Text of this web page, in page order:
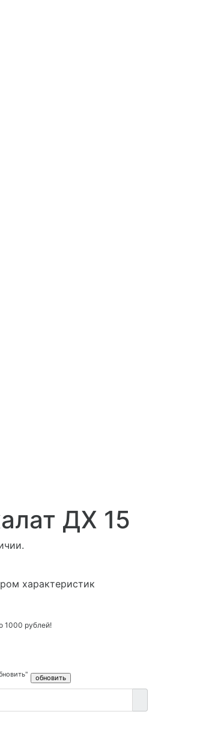
ДХ 15
характеристик
1000 рублей!